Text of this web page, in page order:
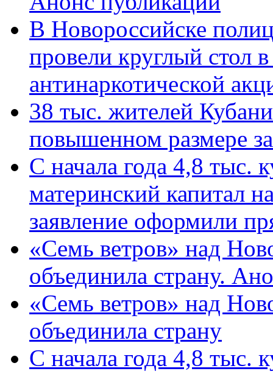
В Новороссийске
провели круглый стол
антинаркотической
38 тыс. жителей
повышенном размере
С начала года 4,8 тыс.
материнский капитал
заявление оформили
«Семь ветров» над
объединила страну.
«Семь ветров» над
объединила страну
С начала года 4,8 тыс.